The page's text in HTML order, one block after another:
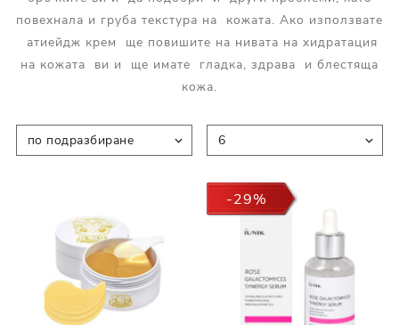
повехнала и груба текстура на кожата. Ако използвате
атиейдж крем ще повишите на нивата на хидратация
на кожата ви и ще имате гладка, здрава и блестяща
кожа.
-29%